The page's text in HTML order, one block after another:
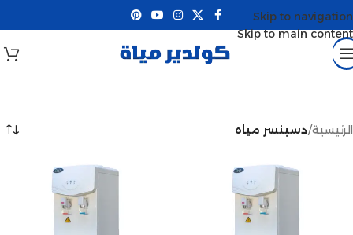
Skip to navigation
Skip to main content
الرئيسية/دسبنسر مياه